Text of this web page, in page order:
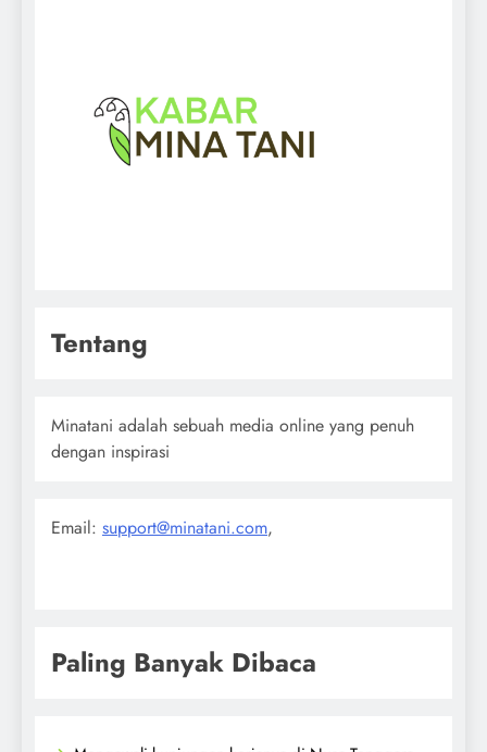
Tentang
Minatani adalah sebuah media online yang penuh
dengan inspirasi
Email: support@minatani.com,
Paling Banyak Dibaca